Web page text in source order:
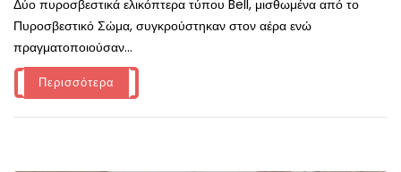
Δύο πυροσβεστικά ελικόπτερα τύπου Bell, μισθωμένα από το
Πυροσβεστικό Σώμα, συγκρούστηκαν στον αέρα ενώ
πραγματοποιούσαν...
Περισσότερα